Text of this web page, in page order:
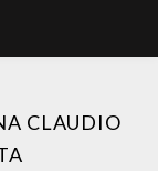
CLAUDIO